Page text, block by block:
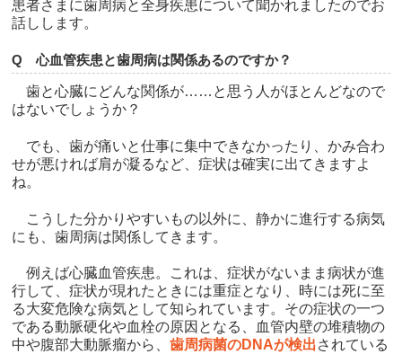
患者さまに歯周病と全身疾患について聞かれましたのでお
話しします。
Q 心血管疾患と歯周病は関係あるのですか？
歯と心臓にどんな関係が……と思う人がほとんどなので
はないでしょうか？
でも、歯が痛いと仕事に集中できなかったり、かみ合わ
せが悪ければ肩が凝るなど、症状は確実に出てきますよ
ね。
こうした分かりやすいもの以外に、静かに進行する病気
にも、歯周病は関係してきます。
例えば心臓血管疾患。これは、症状がないまま病状が進
行して、症状が現れたときには重症となり、時には死に至
る大変危険な病気として知られています。その症状の一つ
である動脈硬化や血栓の原因となる、血管内壁の堆積物の
中や腹部大動脈瘤から、歯周病菌のDNAが検出されている